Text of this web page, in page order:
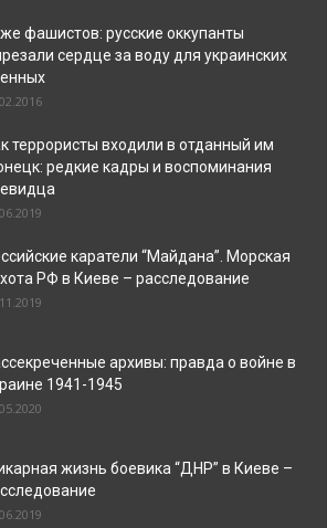
фашистов: русские оккупанты
сердце за воду для украинских
террористы входили в отданный им
редкие кадры и воспоминания
каратели “Майдана”. Морская
РФ в Киеве – расследование
архивы: правда о войне в
1941-1945
жизнь боевика “ДНР” в Киеве –